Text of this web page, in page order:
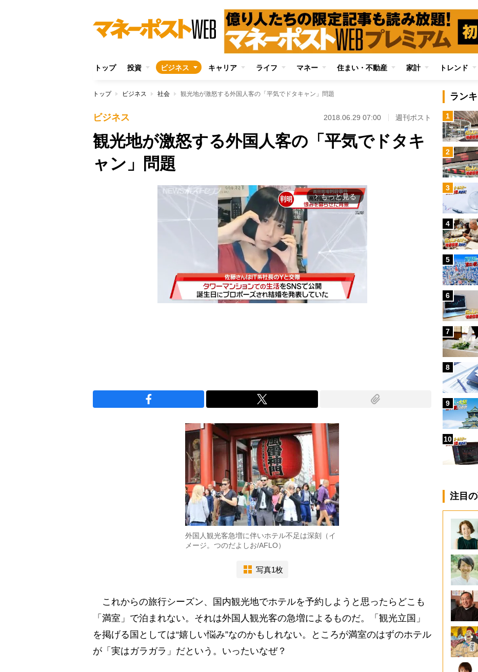
トップ 投資 ビジネス キャリア ライフ マネー 住まい・不動産 家計 トレンド
トップ ビジネス 社会 観光地が激怒する外国人客の「平気でドタキャン」問題
ビジネス 2018.06.29 07:00 週刊ポスト
観光地が激怒する外国人客の「平気でドタキ
ャン」問題
arrow_forward_ios もっと見る
外国人観光客急増に伴いホテル不足は深刻（イ
メージ。つのだよしお/AFLO）
写真1枚
これからの旅行シーズン、国内観光地でホテルを予約しようと思ったらどこも
「満室」で泊まれない。それは外国人観光客の急増によるものだ。「観光立国」
を掲げる国としては“嬉しい悩み”なのかもしれない。ところが満室のはずのホテル
が「実はガラガラ」だという。いったいなぜ？
ラン
1
2
3
4
5
6
7
8
9
10
注目